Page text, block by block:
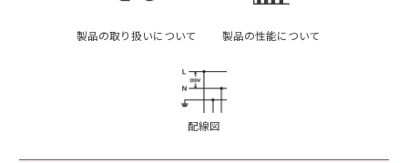
製品の取り扱いについて 製品の性能について
配線図